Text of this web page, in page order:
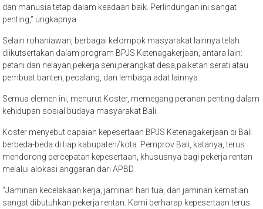
dan manusia tetap dalam keadaan baik. Perlindungan ini sangat
penting,” ungkapnya.
Selain rohaniawan, berbagai kelompok masyarakat lainnya telah
diikutsertakan dalam program BPJS Ketenagakerjaan, antara lain:
petani dan nelayan,pekerja seni,perangkat desa,paiketan serati atau
pembuat banten, pecalang, dan lembaga adat lainnya.
Semua elemen ini, menurut Koster, memegang peranan penting dalam
kehidupan sosial budaya masyarakat Bali.
Koster menyebut capaian kepesertaan BPJS Ketenagakerjaan di Bali
berbeda-beda di tiap kabupaten/kota. Pemprov Bali, katanya, terus
mendorong percepatan kepesertaan, khususnya bagi pekerja rentan
melalui alokasi anggaran dari APBD.
“Jaminan kecelakaan kerja, jaminan hari tua, dan jaminan kematian
sangat dibutuhkan pekerja rentan. Kami berharap kepesertaan terus